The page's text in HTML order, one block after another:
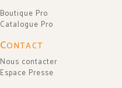
Boutique Pro
Catalogue Pro
CONTACT
Nous contacter
Espace Presse